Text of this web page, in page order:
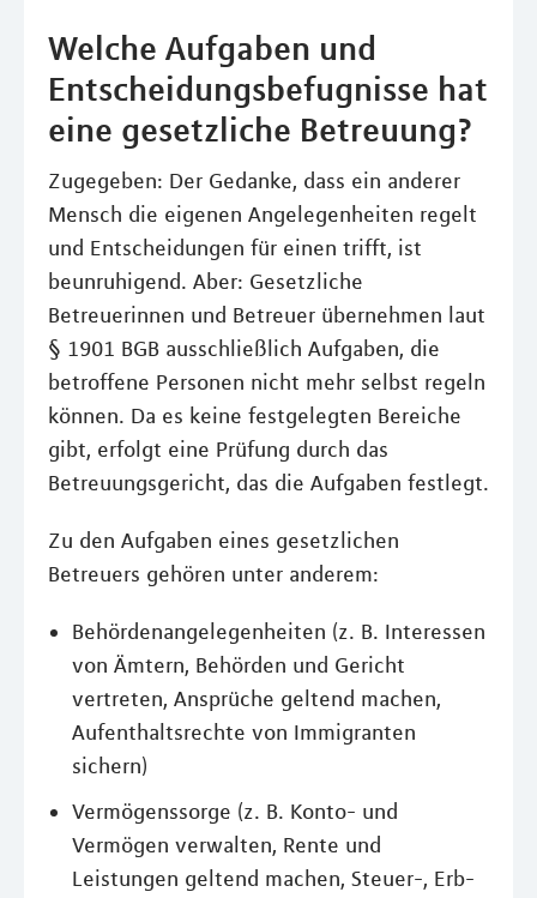
Welche Aufgaben und
Entscheidungsbefugnisse hat
eine gesetzliche Betreuung?
Zugegeben: Der Gedanke, dass ein anderer
Mensch die eigenen Angelegenheiten regelt
und Entscheidungen für einen trifft, ist
beunruhigend. Aber: Gesetzliche
Betreuerinnen und Betreuer übernehmen laut
§ 1901 BGB ausschließlich Aufgaben, die
betroffene Personen nicht mehr selbst regeln
können. Da es keine festgelegten Bereiche
gibt, erfolgt eine Prüfung durch das
Betreuungsgericht, das die Aufgaben festlegt.
Zu den Aufgaben eines gesetzlichen
Betreuers gehören unter anderem:
Behördenangelegenheiten (z. B. Interessen
von Ämtern, Behörden und Gericht
vertreten, Ansprüche geltend machen,
Aufenthaltsrechte von Immigranten
sichern)
Vermögenssorge (z. B. Konto- und
Vermögen verwalten, Rente und
Leistungen geltend machen, Steuer-, Erb-